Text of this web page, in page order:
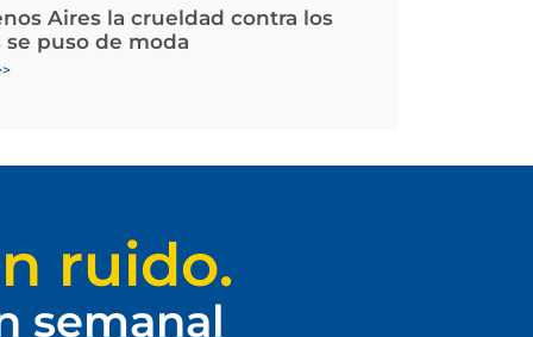
Aires la crueldad contra los
se puso de moda
ruido.
semanal